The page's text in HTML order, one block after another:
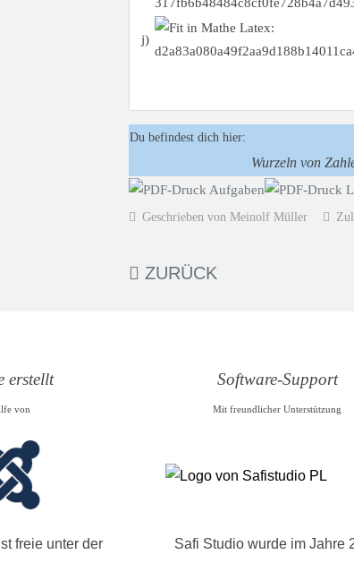
j)
Du befindest dich hier:
Wurzeln von
Geschrieben von Meinolf Müller
ZURÜCK
erstellt
von
freie unter der
Software-Support
Mit freundlicher Unterstützung
Safi Studio wurde im Jahre